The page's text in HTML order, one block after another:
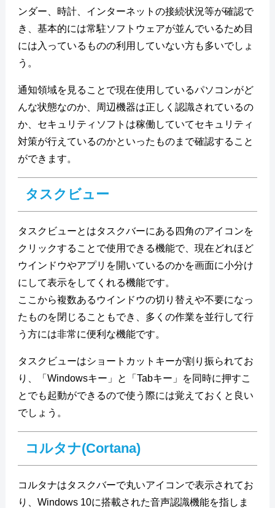
ンダー、時計、インターネットの接続状況等が確認で
き、基本的には常駐ソフトウェアが並んでいるため目
には入っているものの利用していない方も多いでしょ
う。
通知領域を見ることで現在使用しているパソコンがど
んな状態なのか、周辺機器は正しく認識されているの
か、セキュリティソフトは稼働していてセキュリティ
対策が行えているのかといったものまで確認すること
ができます。
タスクビュー
タスクビューとはタスクバーにある四角のアイコンを
クリックすることで使用できる機能で、現在どれほど
ウインドウやアプリを開いているのかを画面に小分け
にして表示をしてくれる機能です。
ここから複数あるウインドウの切り替えや不要になっ
たものを閉じることもでき、多くの作業を並行して行
う方には非常に便利な機能です。
タスクビューはショートカットキーが割り振られてお
り、「Windowsキー」と「Tabキー」を同時に押すこ
とでも起動ができるので使う際には覚えておくと良い
でしょう。
コルタナ(Cortana)
コルタナはタスクバーで丸いアイコンで表示されてお
り、Windows 10に搭載された音声認識機能を指しま